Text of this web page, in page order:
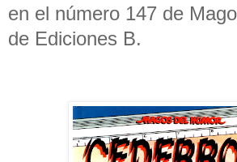
en el número 147 de
de Ediciones B.